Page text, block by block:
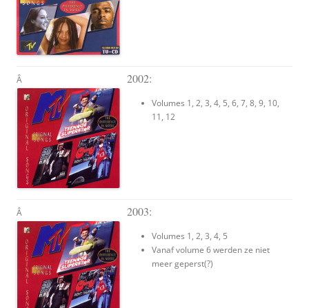
Â 2002:
Volumes 1, 2, 3, 4, 5, 6, 7, 8, 9, 10,
11, 12
Â 2003:
Volumes 1, 2, 3, 4, 5
Vanaf volume 6 werden ze niet
meer geperst(?)